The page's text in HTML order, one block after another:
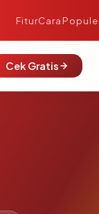
FiturCara
Cek Gratis